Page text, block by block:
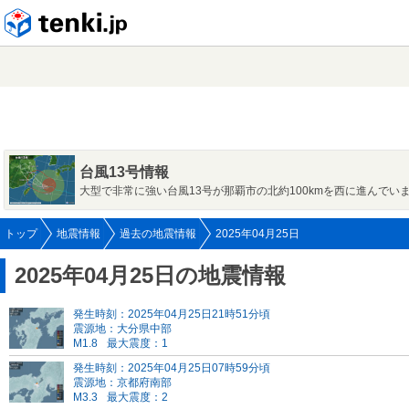
台風13号情報
大型で非常に強い台風13号が那覇市の北約100kmを西に進んでい
トップ 地震情報 過去の地震情報 2025年04月25日
2025年04月25日の地震情報
発生時刻：2025年04月25日21時51分頃
震源地：大分県中部
M1.8
最大震度：1
発生時刻：2025年04月25日07時59分頃
震源地：京都府南部
M3.3
最大震度：2